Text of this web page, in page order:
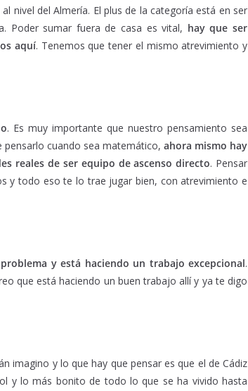
nivel del Almería. El plus de la categoría está en ser
Poder sumar fuera de casa es vital, hay que ser
aquí. Tenemos que tener el mismo atrevimiento y
. Es muy importante que nuestro pensamiento sea
pensarlo cuando sea matemático, ahora mismo hay
reales de ser equipo de ascenso directo. Pensar
y todo eso te lo trae jugar bien, con atrevimiento e
y está haciendo un trabajo excepcional.
que está haciendo un buen trabajo allí y ya te digo
imagino y lo que hay que pensar es que el de Cádiz
y lo más bonito de todo lo que se ha vivido hasta